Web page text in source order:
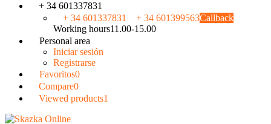
+ 34 601337831
+ 34 601337831
+ 34 601399563Callback
Working hours11.00-15.00
Personal area
Iniciar sesión
Registrarse
Favoritos0
Compare0
Viewed products1